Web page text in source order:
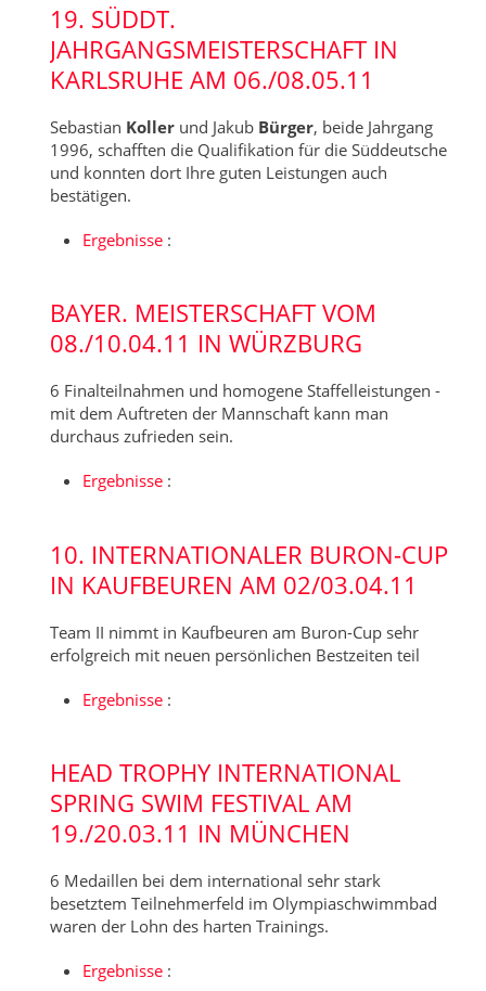
19. SÜDDT.
JAHRGANGSMEISTERSCHAFT IN
KARLSRUHE AM 06./08.05.11
Sebastian Kollerund Jakub Bürger, beide Jahrgang
1996, schafften die Qualifikation für die Süddeutsche
und konnten dort Ihre guten Leistungen auch
bestätigen.
Ergebnisse:
BAYER. MEISTERSCHAFT VOM
08./10.04.11 IN WÜRZBURG
6 Finalteilnahmen und homogene Staffelleistungen -
mit dem Auftreten der Mannschaft kann man
durchaus zufrieden sein.
Ergebnisse:
10. INTERNATIONALER BURON-CUP
IN KAUFBEUREN AM 02/03.04.11
Team II nimmt in Kaufbeuren am Buron-Cup sehr
erfolgreich mit neuen persönlichen Bestzeiten teil
Ergebnisse:
HEAD TROPHY INTERNATIONAL
SPRING SWIM FESTIVAL AM
19./20.03.11 IN MÜNCHEN
6 Medaillen bei dem international sehr stark
besetztem Teilnehmerfeld im Olympiaschwimmbad
waren der Lohn des harten Trainings.
Ergebnisse: